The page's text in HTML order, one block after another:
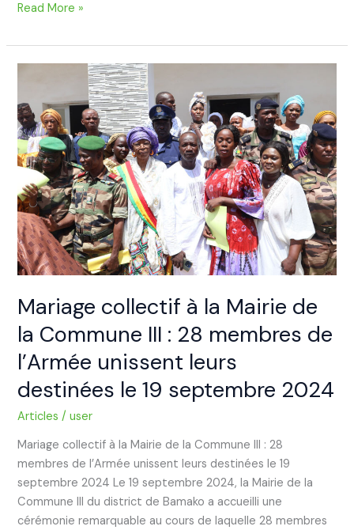
Read More »
Mariage collectif à la Mairie de
la Commune III : 28 membres de
l’Armée unissent leurs
destinées le 19 septembre 2024
Articles /user
Mariage collectif à la Mairie de la Commune III : 28
membres de l’Armée unissent leurs destinées le 19
septembre 2024 Le 19 septembre 2024, la Mairie de la
Commune III du district de Bamako a accueilli une
cérémonie remarquable au cours de laquelle 28 membres
à
la
Mairie
de
la
Commune
III
:
28
membres
de
l’Armée
unissent
leurs
le
19
2024